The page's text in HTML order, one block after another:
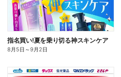
指名買い!夏を乗り切る神スキンケア
8月5日 ～9月2日